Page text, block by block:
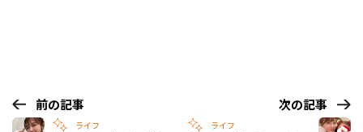
前の記事
ライフ
次の記事
ライフ